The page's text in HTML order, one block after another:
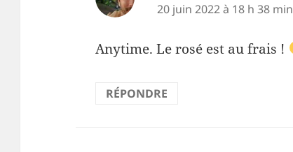
20 juin 2022 à 18 h 38 min
Anytime. Le rosé est au frais !
RÉPONDRE